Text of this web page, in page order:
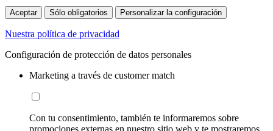
Aceptar Sólo obligatorios Personalizar la configuración
Nuestra política de privacidad
Configuración de protección de datos personales
Marketing a través de customer match
Con tu consentimiento, también te informaremos sobre
promociones externas en nuestro sitio web y te mostraremos